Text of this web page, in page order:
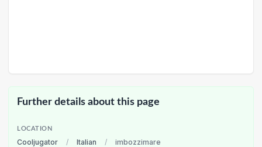
Further details about this page
LOCATION
Cooljugator / Italian / imbozzimare